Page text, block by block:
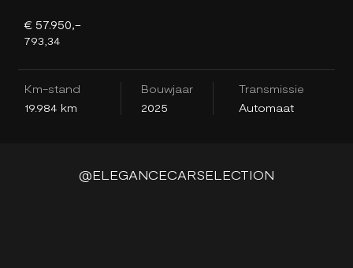
€ 57.950,-
793,34
Km-stand
19.984 km
Bouwjaar
2025
Transmissie
Automaat
@ELEGANCECARSELECTION